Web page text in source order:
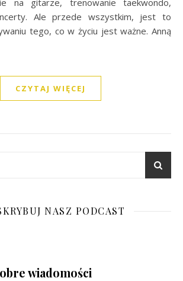
na gitarze, trenowanie taekwondo,
Ale przede wszystkim, jest to
tego, co w życiu jest ważne. Anną
CZYTAJ WIĘCEJ
NASZ PODCAST
wiadomości